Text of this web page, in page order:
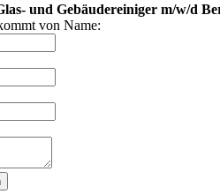
und Gebäudereiniger m/w/d
von Name: